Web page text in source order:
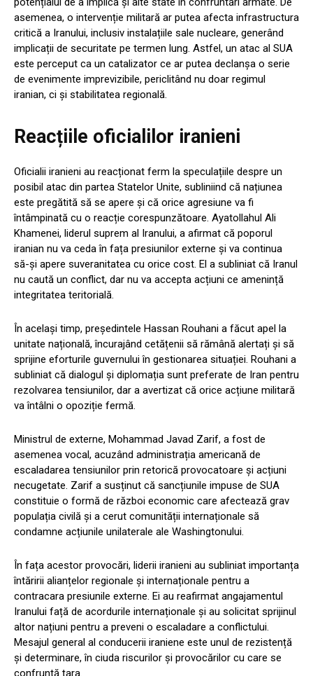
asemenea, o intervenție militară ar putea afecta infrastructura
critică a Iranului, inclusiv instalațiile sale nucleare, generând
implicații de securitate pe termen lung. Astfel, un atac al SUA
este perceput ca un catalizator ce ar putea declanșa o serie
de evenimente imprevizibile, periclitând nu doar regimul
iranian, ci și stabilitatea regională.
Reacțiile oficialilor iranieni
Oficialii iranieni au reacționat ferm la speculațiile despre un
posibil atac din partea Statelor Unite, subliniind că națiunea
este pregătită să se apere și că orice agresiune va fi
întâmpinată cu o reacție corespunzătoare. Ayatollahul Ali
Khamenei, liderul suprem al Iranului, a afirmat că poporul
iranian nu va ceda în fața presiunilor externe și va continua
să-și apere suveranitatea cu orice cost. El a subliniat că Iranul
nu caută un conflict, dar nu va accepta acțiuni ce amenință
integritatea teritorială.
În același timp, președintele Hassan Rouhani a făcut apel la
unitate națională, încurajând cetățenii să rămână alertați și să
sprijine eforturile guvernului în gestionarea situației. Rouhani a
subliniat că dialogul și diplomația sunt preferate de Iran pentru
rezolvarea tensiunilor, dar a avertizat că orice acțiune militară
va întâlni o opoziție fermă.
Ministrul de externe, Mohammad Javad Zarif, a fost de
asemenea vocal, acuzând administrația americană de
escaladarea tensiunilor prin retorică provocatoare și acțiuni
necugetate. Zarif a susținut că sancțiunile impuse de SUA
constituie o formă de război economic care afectează grav
populația civilă și a cerut comunității internaționale să
condamne acțiunile unilaterale ale Washingtonului.
În fața acestor provocări, liderii iranieni au subliniat importanța
întăririi alianțelor regionale și internaționale pentru a
contracara presiunile externe. Ei au reafirmat angajamentul
Iranului față de acordurile internaționale și au solicitat sprijinul
altor națiuni pentru a preveni o escaladare a conflictului.
Mesajul general al conducerii iraniene este unul de rezistență
și determinare, în ciuda riscurilor și provocărilor cu care se
confruntă țara.